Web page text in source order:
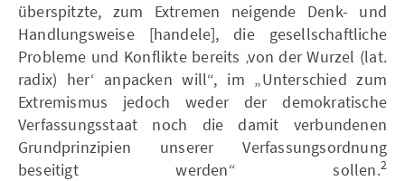
überspitzte, zum Extremen neigende Denk- und
Handlungsweise [handele], die gesellschaftliche
Probleme und Konflikte bereits ‚von der Wurzel (lat.
radix) her‘ anpacken will“, im „Unterschied zum
Extremismus jedoch weder der demokratische
Verfassungsstaat noch die damit verbundenen
Grundprinzipien unserer Verfassungsordnung
beseitigt werden“ sollen.2